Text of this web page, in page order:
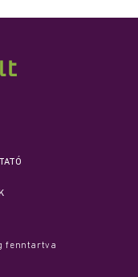
fenntartva